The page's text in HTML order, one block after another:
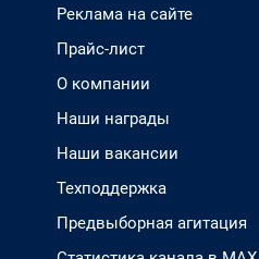
Реклама на сайте
Прайс-лист
О компании
Наши награды
Наши вакансии
Техподдержка
Предвыборная агитация